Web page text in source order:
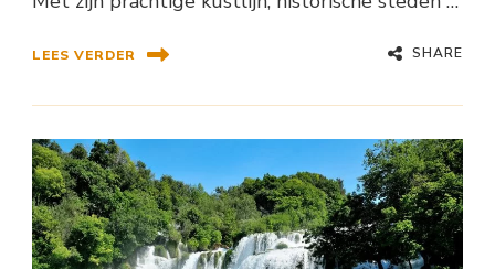
LEES VERDER SHARE